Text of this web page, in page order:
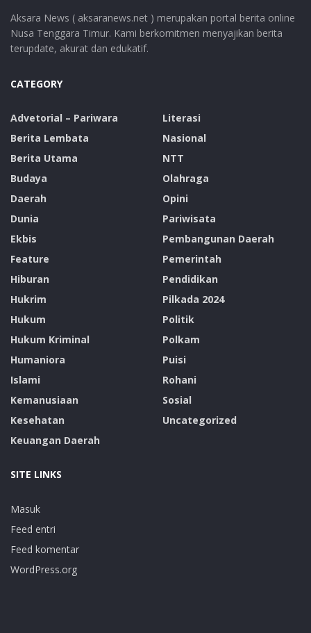
Aksara News ( aksaranews.net ) merupakan portal berita online
Nusa Tenggara Timur. Kami berkomitmen menyajikan berita
terupdate, akurat dan edukatif.
CATEGORY
Advetorial – Pariwara
Berita Lembata
Berita Utama
Budaya
Daerah
Dunia
Ekbis
Feature
Hiburan
Hukrim
Hukum
Hukum Kriminal
Humaniora
Islami
Kemanusiaan
Kesehatan
Keuangan Daerah
Literasi
Nasional
NTT
Olahraga
Opini
Pariwisata
Pembangunan Daerah
Pemerintah
Pendidikan
Pilkada 2024
Politik
Polkam
Puisi
Rohani
Sosial
Uncategorized
SITE LINKS
Masuk
Feed entri
Feed komentar
WordPress.org